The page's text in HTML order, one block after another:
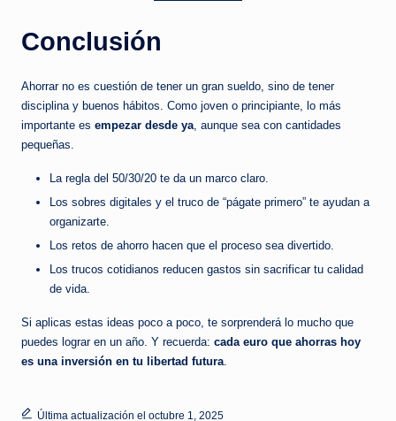
Conclusión
Ahorrar no es cuestión de tener un gran sueldo, sino de tener
disciplina y buenos hábitos. Como joven o principiante, lo más
importante es empezar desde ya , aunque sea con cantidades
pequeñas.
La regla del 50/30/20 te da un marco claro.
Los sobres digitales y el truco de “págate primero” te ayudan a
organizarte.
Los retos de ahorro hacen que el proceso sea divertido.
Los trucos cotidianos reducen gastos sin sacrificar tu calidad
de vida.
Si aplicas estas ideas poco a poco, te sorprenderá lo mucho que
puedes lograr en un año. Y recuerda: cada euro que ahorras hoy
es una inversión en tu libertad futura.
Última actualización el octubre 1, 2025